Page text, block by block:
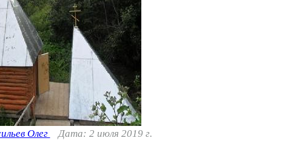
Олег Дата: 2 июля 2019 г.